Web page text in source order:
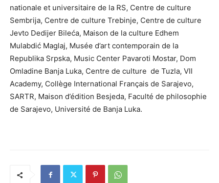
nationale et universitaire de la RS, Centre de culture
Sembrija, Centre de culture Trebinje, Centre de culture
Jevto Dedijer Bileća, Maison de la culture Edhem
Mulabdić Maglaj, Musée d’art contemporain de la
Republika Srpska, Music Center Pavaroti Mostar, Dom
Omladine Banja Luka, Centre de culture de Tuzla, VII
Academy, Collège International Français de Sarajevo,
SARTR, Maison d’édition Besjeda, Faculté de philosophie
de Sarajevo, Université de Banja Luka.